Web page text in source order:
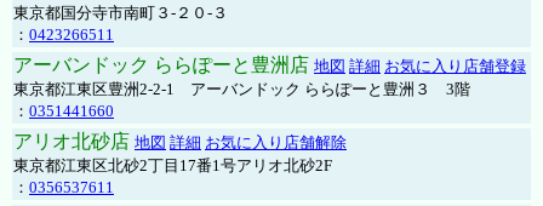
東京都国分寺市南町３-２０-３
： 0423266511
アーバンドック ららぽーと豊洲店 地図 詳細 お気に入り店舗登録
東京都江東区豊洲2-2-1 アーバンドック ららぽーと豊洲３ 3階
： 0351441660
アリオ北砂店 地図 詳細 お気に入り店舗解除
東京都江東区北砂2丁目17番1号アリオ北砂2F
： 0356537611